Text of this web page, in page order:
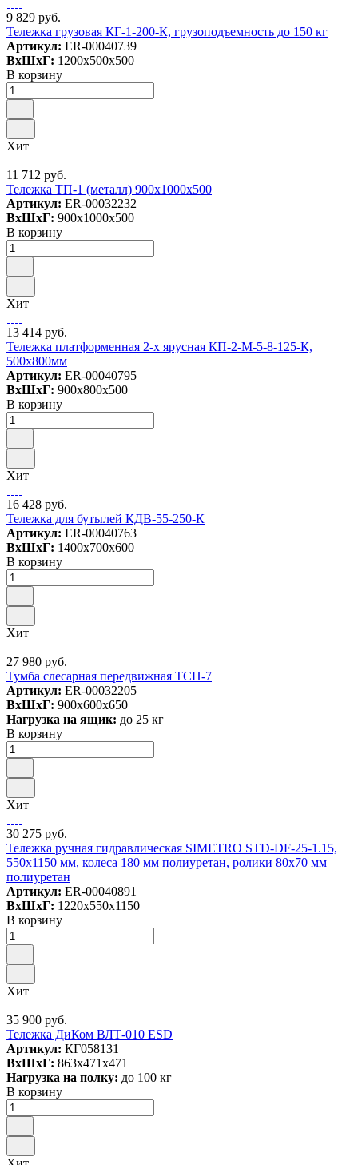
9 829 руб.
Тележка грузовая КГ-1-200-К, грузоподъемность до 150 кг
Артикул: ER-00040739
ВxШxГ: 1200x500x500
В корзину
Хит
11 712 руб.
Тележка ТП-1 (металл) 900x1000x500
Артикул: ER-00032232
ВxШxГ: 900x1000x500
В корзину
Хит
13 414 руб.
Тележка платформенная 2-х ярусная КП-2-М-5-8-125-К,
500х800мм
Артикул: ER-00040795
ВxШxГ: 900x800x500
В корзину
Хит
16 428 руб.
Тележка для бутылей КДВ-55-250-К
Артикул: ER-00040763
ВxШxГ: 1400x700x600
В корзину
Хит
27 980 руб.
Тумба слесарная передвижная ТСП-7
Артикул: ER-00032205
ВxШxГ: 900x600x650
Нагрузка на ящик: до 25 кг
В корзину
Хит
30 275 руб.
Тележка ручная гидравлическая SIMETRO STD-DF-25-1.15,
550х1150 мм, колеса 180 мм полиуретан, ролики 80х70 мм
полиуретан
Артикул: ER-00040891
ВxШxГ: 1220x550x1150
В корзину
Хит
35 900 руб.
Тележка ДиКом ВЛТ-010 ESD
Артикул: КГ058131
ВxШxГ: 863x471x471
Нагрузка на полку: до 100 кг
В корзину